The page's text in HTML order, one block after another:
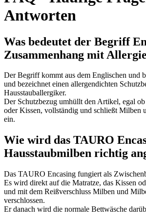
Antworten
Was bedeutet der Begriff
Zusammenhang mit
Der Begriff kommt aus dem Englischen und
und bezeichnet einen allergendichten
Hausstauballergiker.
Der Schutzbezug umhüllt den Artikel, egal
oder Kissen, vollständig und schließt Milben
ein.
Wie wird das TAURO
Hausstaubmilben richtig
Das TAURO Encasing fungiert als
Es wird direkt auf die Matratze, das Kissen
und mit dem Reißverschluss Milben und
verschlossen.
Er danach wird die normale Bettwäsche